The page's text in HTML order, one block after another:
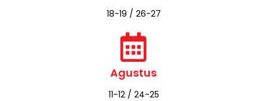
18-19 / 26-27
Agustus
11-12 / 24-25